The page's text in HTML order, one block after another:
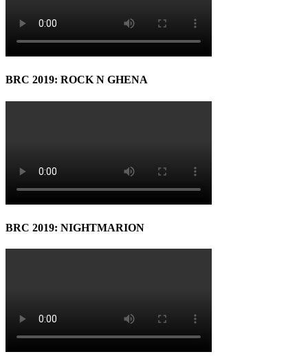
BRC 2019: ROCK N GHENA
BRC 2019: NIGHTMARION